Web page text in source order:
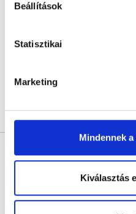
Beállítások
Statisztikai
Marketing
Mindennek
Kiválasztás
* Szakorvos jelölt (rezidens):
orvos, aki jogszabályok szerinti
megszerzésére irányuló
önállóan nem végezhető
felelősséggel tartozik és azt
szolgáltató szakorvosa az első
szakorvosjelölt önállóan láthat
felelősségét kizárja esetleges